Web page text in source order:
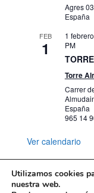
Agres
España
FEB
1
1
PM
Torre
Carrer
España
965 14
Ver calendario
Utilizamos cookies
nuestra web.